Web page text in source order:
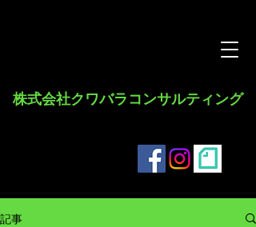
​株式会社クワバラコンサルティング
記事